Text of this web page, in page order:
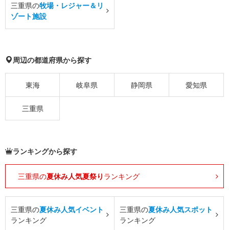
三重県の牧場・レジャー＆リ
ゾート施設
周辺の都道府県から探す
東海 岐阜県 静岡県 愛知県
三重県
ランキングから探す
三重県の夏休み人気夏祭り ランキング
三重県の夏休み人気イベント
ランキング
三重県の夏休み人気スポット
ランキング